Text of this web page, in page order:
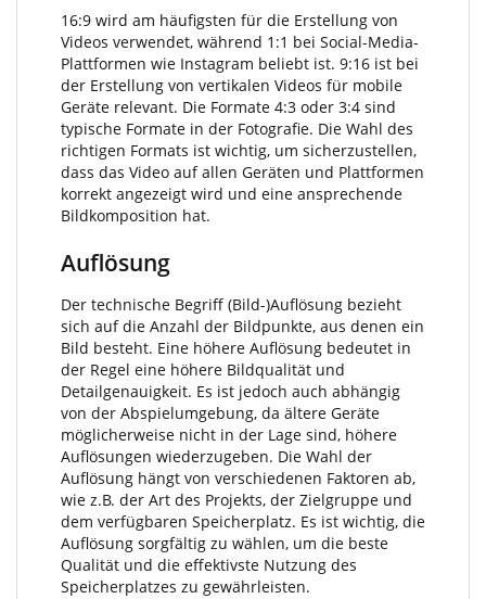
16:9 wird am häufigsten für die Erstellung von
Videos verwendet, während 1:1 bei Social-Media-
Plattformen wie Instagram beliebt ist. 9:16 ist bei
der Erstellung von vertikalen Videos für mobile
Geräte relevant. Die Formate 4:3 oder 3:4 sind
typische Formate in der Fotografie. Die Wahl des
richtigen Formats ist wichtig, um sicherzustellen,
dass das Video auf allen Geräten und Plattformen
korrekt angezeigt wird und eine ansprechende
Bildkomposition hat.
Auflösung
Der technische Begriff (Bild-)Auflösung bezieht
sich auf die Anzahl der Bildpunkte, aus denen ein
Bild besteht. Eine höhere Auflösung bedeutet in
der Regel eine höhere Bildqualität und
Detailgenauigkeit. Es ist jedoch auch abhängig
von der Abspielumgebung, da ältere Geräte
möglicherweise nicht in der Lage sind, höhere
Auflösungen wiederzugeben. Die Wahl der
Auflösung hängt von verschiedenen Faktoren ab,
wie z.B. der Art des Projekts, der Zielgruppe und
dem verfügbaren Speicherplatz. Es ist wichtig, die
Auflösung sorgfältig zu wählen, um die beste
Qualität und die effektivste Nutzung des
Speicherplatzes zu gewährleisten.